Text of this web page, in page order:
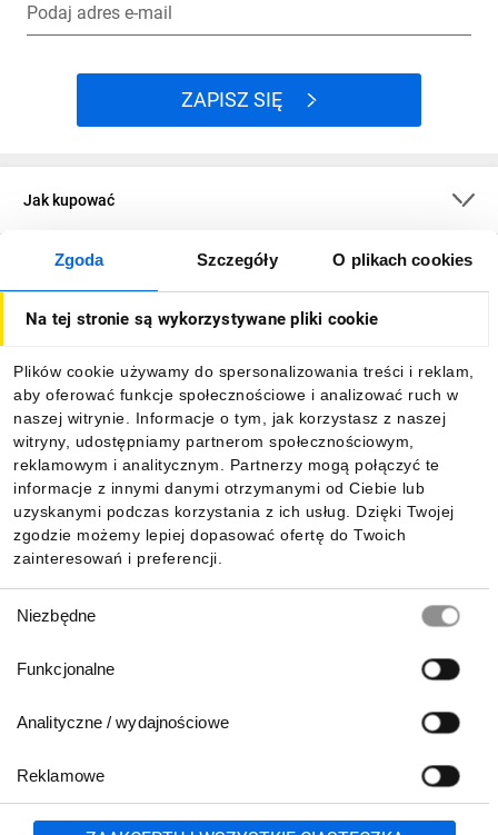
Zgoda Szczegóły O plikach cookies
Na tej stronie są wykorzystywane pliki cookie
Plików cookie używamy do spersonalizowania treści i reklam,
aby oferować funkcje społecznościowe i analizować ruch w
naszej witrynie. Informacje o tym, jak korzystasz z naszej
witryny, udostępniamy partnerom społecznościowym,
reklamowym i analitycznym. Partnerzy mogą połączyć te
informacje z innymi danymi otrzymanymi od Ciebie lub
uzyskanymi podczas korzystania z ich usług. Dzięki Twojej
zgodzie możemy lepiej dopasować ofertę do Twoich
zainteresowań i preferencji.
zgody
Niezbędne
Funkcjonalne
Analityczne / wydajnościowe
Reklamowe
Podaj adres e-mail
ZAPISZ SIĘ
Jak kupować
O firmie
Informacje
Pobierz naszą aplikację mobilną:
801 500 700 lub 71 37 61 600